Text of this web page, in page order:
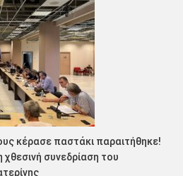
κέρασε παστάκι παραιτήθηκε!
συνεδρίαση του